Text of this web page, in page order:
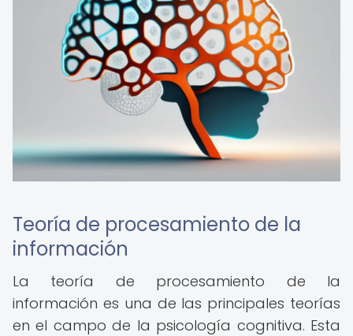
Teoría de procesamiento de la
información
La teoría de procesamiento de la
información es una de las principales teorías
en el campo de la psicología cognitiva. Esta